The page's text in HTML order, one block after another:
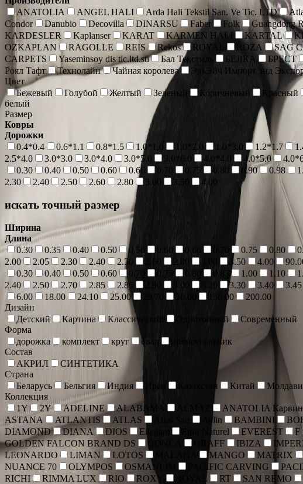
ANATOLIA
ANGEL HALI Arda Hali Tekstil San. Ve Tic. LTD
Condor
Danubio Decovilla DINARSU Faber Folk Guangdong
KARDESLER
Kaplanser KARAT KARMEN HALI KARTAL
OZKAPLAN
RAGOLLE REIS Rekos ROYAL ROZA SAG
CARPETS
Yaseminsoy dis tic.ltd.sti Бал Текстиль БЕЛКА БРЕСТ
Роял Тафт
Технолайн Чайная королева
ЭльЭйч Импорт энд
Цвет
Бежевый
Голубой Желтый Зеленый Коричневый Красный
белый
Размер
Ковры
Дорожки
0.4*0.4
0.6*1.1 0.8*1.5 1.0*1.0 1.0*2.0 1.0*3.0 1.2*1.7
2.5*4.0
3.0*3.0 3.0*4.0 3.0*5.0 3.0*6.0 4.0*4.0 4.0*5.0
0.30
0.40 0.50 0.60 0.66 0.70 0.75 0.80 0.90 0.98
2.30
2.40 2.50 2.60 2.80 3.00 3.50 4.00
искать точный размер
Ширина
Длина
0.30
0.35 0.40 0.50 0.56 0.60 0.75 0.80
2.00
2.05 2.30 2.40 2.50 2.60 2.80 3.50 4.00
0.30
0.40 0.50 0.60 0.70 1.00 1.10
2.40
2.50 2.70 2.85 2.86 3.00 3.20 3.30 3.40 3.45
6.00
18.00 24.10 25.00 30.00 150.00
200.00
Дизайн
Детский
Картина Классический Однотонный
Современный
Форма
дорожка
комплект круг овал
прямоугольник
Состав
АКРИЛ
СИНТЕТИКА
Страна
Беларусь
Бельгия Индия Казахстан Китай
Коллекция
1Y
2Y ADELINE ALABAMA ANATOLIA
ASTANA
ATLANTIS ATLAS Aylin BAMBINI
DIAMOND
DIANA DIOS Eilegant Emir Naturel EVEREST F
GOLDEN FALCON BRAND DS
GONCA GRAFF IBIZA
LEONARDO
LIMAN LOTOS MANGO MATRIX
NUANCE 70
OLYMPOS OSMANLIM PACIFIC CARVING
RICHI
RIMMA LUX RIO ROXY ROYAL RT SAN REMO